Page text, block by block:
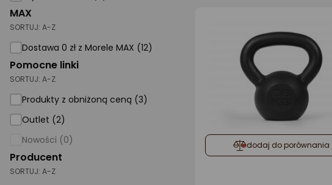
AGD małe
Biuro i firma
Sport i turystyka
Zabawki i dziecko
Supermarket
Strefa marek
MAX
SORTUJ: A-Z
Dostawa 0 zł z Morele MAX (12)
Pomocne linki
SORTUJ: A-Z
Produkty z obniżoną ceną (3)
Outlet (2)
Nowości (0)
Producent
SORTUJ: A-Z
dodaj do porównania